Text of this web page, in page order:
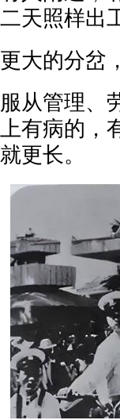
二天照样出
更大的分岔
服从管理、
上有病的，
就更长。